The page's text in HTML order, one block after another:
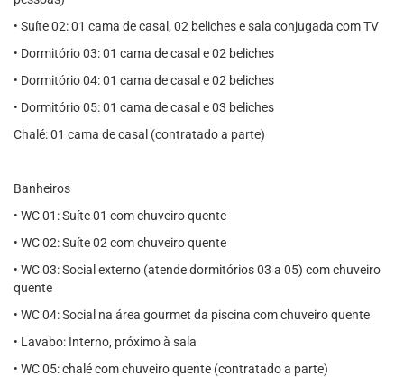
• Suíte 02: 01 cama de casal, 02 beliches e sala conjugada com TV
• Dormitório 03: 01 cama de casal e 02 beliches
• Dormitório 04: 01 cama de casal e 02 beliches
• Dormitório 05: 01 cama de casal e 03 beliches
Chalé: 01 cama de casal (contratado a parte)
Banheiros
• WC 01: Suíte 01 com chuveiro quente
• WC 02: Suíte 02 com chuveiro quente
• WC 03: Social externo (atende dormitórios 03 a 05) com chuveiro
quente
• WC 04: Social na área gourmet da piscina com chuveiro quente
• Lavabo: Interno, próximo à sala
• WC 05: chalé com chuveiro quente (contratado a parte)